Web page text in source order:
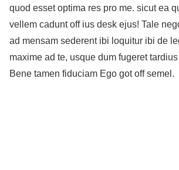
quod esset optima res pro me. sicut ea
vellem cadunt off ius desk ejus! Tale
ad mensam sederent ibi loquitur ibi de
maxime ad te, usque dum fugeret
Bene tamen fiduciam Ego got off semel.